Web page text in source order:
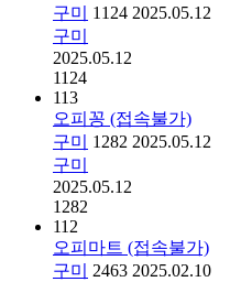
구미
1124 2025.05.12
구미
2025.05.12
1124
113
오피꽁 (접속불가)
구미
1282 2025.05.12
구미
2025.05.12
1282
112
오피마트 (접속불가)
구미
2463 2025.02.10